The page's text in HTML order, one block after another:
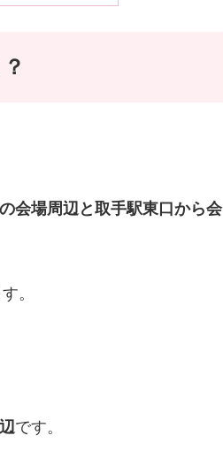
会場周辺と取手駅東口から会
。
です。